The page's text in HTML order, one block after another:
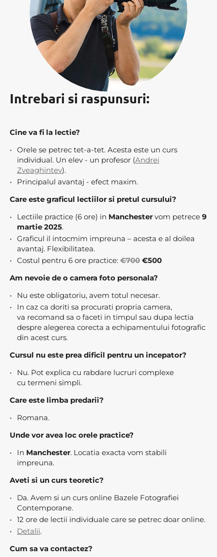
Intrebari si raspunsuri:
Cine va fi la lectie?
Orele se petrec tet-a-tet. Acesta este un curs
individual. Un elev - un profesor (Andrei
Zveaghintev).
Principalul avantaj - efect maxim.
Care este graficul lectiilor si pretul cursului?
Lectiile practice (6 ore) in Manchester vom petrece 9
martie 2025.
Graficul il intocmim impreuna – acesta e al doilea
avantaj. Flexibilitatea.
Costul pentru 6 ore practice: €700 €500
Am nevoie de o camera foto personala?
Nu este obligatoriu, avem totul necesar.
In caz ca doriti sa procurati propria camera,
va recomand sa o faceti in timpul sau dupa lectia
despre alegerea corecta a echipamentului fotografic
din acest curs.
Cursul nu este prea dificil pentru un incepator?
Nu. Pot explica cu rabdare lucruri complexe
cu termeni simpli.
Care este limba predarii?
Romana.
Unde vor avea loc orele practice?
In Manchester. Locatia exacta vom stabili
impreuna.
Aveti si un curs teoretic?
Da. Avem si un curs online Bazele Fotografiei
Contemporane.
12 ore de lectii individuale care se petrec doar online.
Detalii.
Cum sa va contactez?